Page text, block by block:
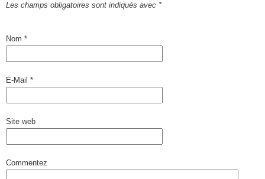
Les champs obligatoires sont indiqués avec *
Nom *
E-Mail *
Site web
Commentez